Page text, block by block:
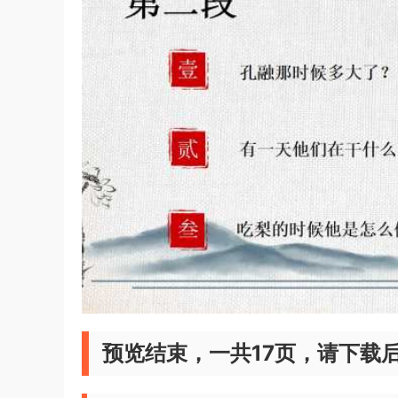
预览结束，一共17页，请下载